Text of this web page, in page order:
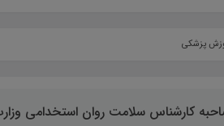
پزشکی
کارشناس سلامت روان استخدامی